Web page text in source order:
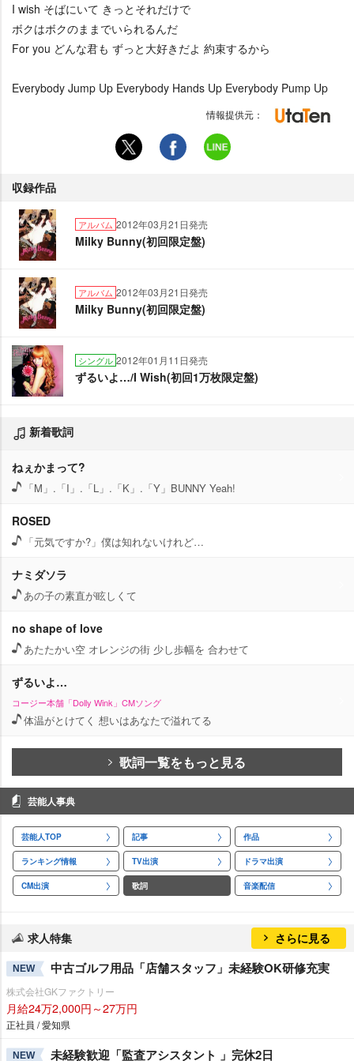
I wish そばにいて きっとそれだけで
ボクはボクのままでいられるんだ
For you どんな君も ずっと大好きだよ 約束するから
Everybody Jump Up Everybody Hands Up Everybody Pump Up
情報提供元：
収録作品
アルバム 2012年03月21日発売
Milky Bunny(初回限定盤)
アルバム 2012年03月21日発売
Milky Bunny(初回限定盤)
シングル 2012年01月11日発売
ずるいよ…/I Wish(初回1万枚限定盤)
新着歌詞
ねぇかまって?
「M」.「I」.「L」.「K」.「Y」BUNNY Yeah!
ROSED
「元気ですか?」僕は知れないけれど…
ナミダソラ
あの子の素直が眩しくて
no shape of love
あたたかい空 オレンジの街 少し歩幅を 合わせて
ずるいよ…
コージー本舗「Dolly Wink」CMソング
体温がとけてく 想いはあなたで溢れてる
歌詞一覧をもっと見る
芸能人事典
芸能人TOP 記事 作品
ランキング情報 TV出演 ドラマ出演
CM出演 歌詞 音楽配信
求人特集 さらに見る
NEW 中古ゴルフ用品「店舗スタッフ」未経験OK研修充実
株式会社GKファクトリー
月給24万2,000円～27万円
正社員 / 愛知県
NEW 未経験歓迎「監査アシスタント 」完休2日